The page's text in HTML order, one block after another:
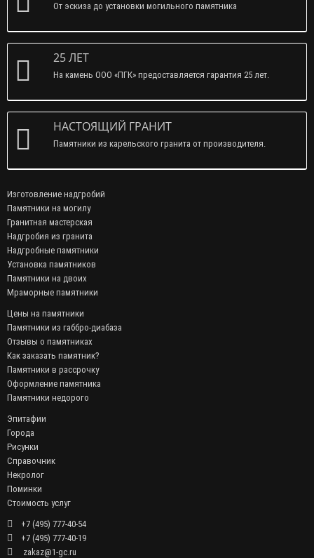
От эскиза до установки могильного памятника
25 ЛЕТ
На камень ООО «ПГК» предоставляется гарантия 25 лет.
НАСТОЯЩИЙ ГРАНИТ
Памятники из карельского гранита от производителя.
Изготовление надгробий
Памятники на могилу
Гранитная мастерская
Надгробия из гранита
Надгробные памятники
Установка памятников
Памятники на двоих
Мраморные памятники
Цены на памятники
Памятники из габбро-диабаза
Отзывы о памятниках
Как заказать памятник?
Памятники в рассрочку
Оформление памятника
Памятники недорого
Эпитафии
Города
Рисунки
Справочник
Некролог
Поминки
Стоимость услуг
+7 (495) 777-40-54
+7 (495) 777-40-19
zakaz@1-gc.ru